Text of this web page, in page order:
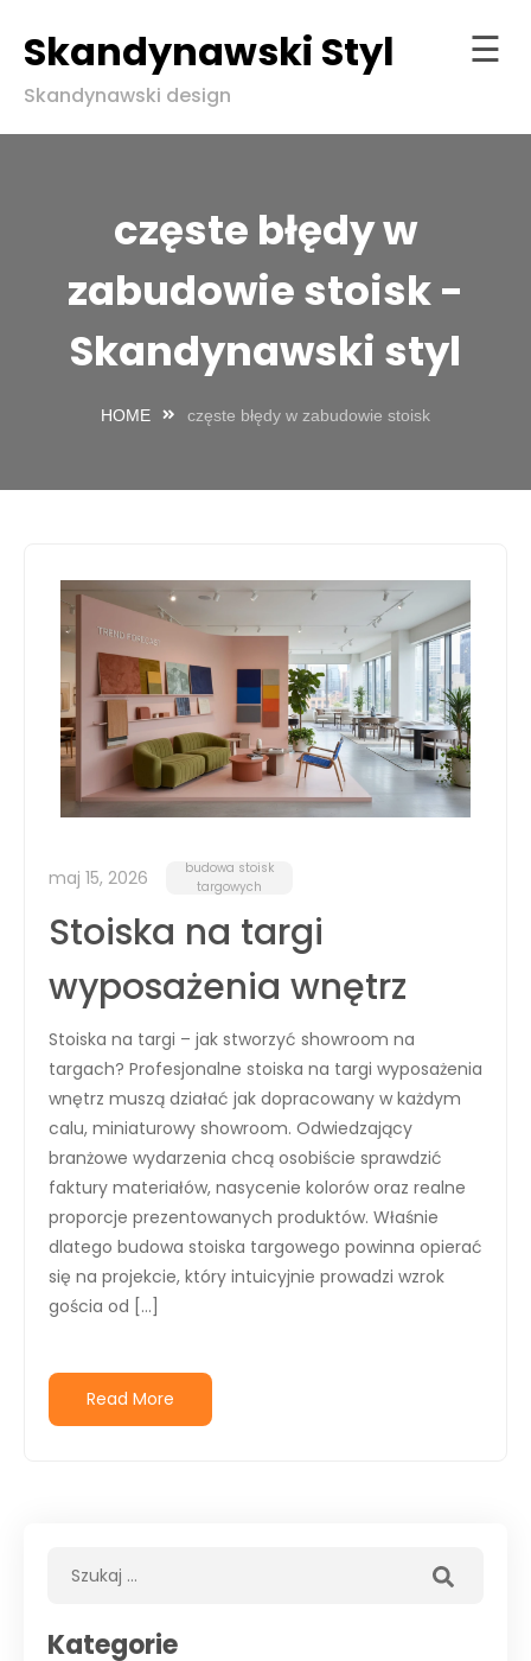
to
content
Skandynawski Styl
Skandynawski design
☰
częste błędy w
zabudowie stoisk -
Skandynawski styl
HOME częste błędy w zabudowie stoisk
maj 15, 2026
budowa stoisk
targowych
Stoiska na targi
wyposażenia wnętrz
Stoiska na targi – jak stworzyć showroom na
targach? Profesjonalne stoiska na targi wyposażenia
wnętrz muszą działać jak dopracowany w każdym
calu, miniaturowy showroom. Odwiedzający
branżowe wydarzenia chcą osobiście sprawdzić
faktury materiałów, nasycenie kolorów oraz realne
proporcje prezentowanych produktów. Właśnie
dlatego budowa stoiska targowego powinna opierać
się na projekcie, który intuicyjnie prowadzi wzrok
gościa od […]
Read More
Kategorie